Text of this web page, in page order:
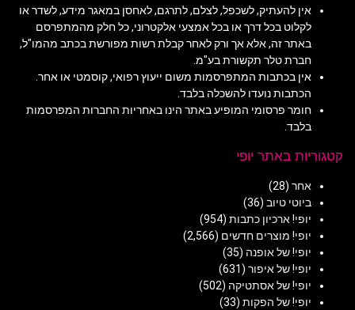
אין להעתיק, לשכפל, לצלם, לתרגם, לאחסן במאגר מידע, לשדר או
לקלוט בכל דרך או בכל אמצעי אלקטרוני, כל חלק מהמתפרסם
באתר זה, אלא אך ורק לאחר קבלת רשות מפורשת בכתב מהמו"ל,
חברת טלר תקשורת בע"מ.
אין בכתבות המתפרסמות משום ייעוץ רפואי, קוסמטי או אחר.
הכתבות נועדו להשכלה בלבד.
חומר פרסומי המופיע באתר הינו באחריות החברות המפרסמות
בלבד.
קטגוריות באתר יופי
אחר (28)
ביוטי טיוב (36)
יופי! ארכיון כתבות (954)
יופי! מוצרים חדשים (2,566)
יופי! של אופנה (35)
יופי! של איפור (631)
יופי! של אסתטיקה (502)
יופי! של הפקות (33)